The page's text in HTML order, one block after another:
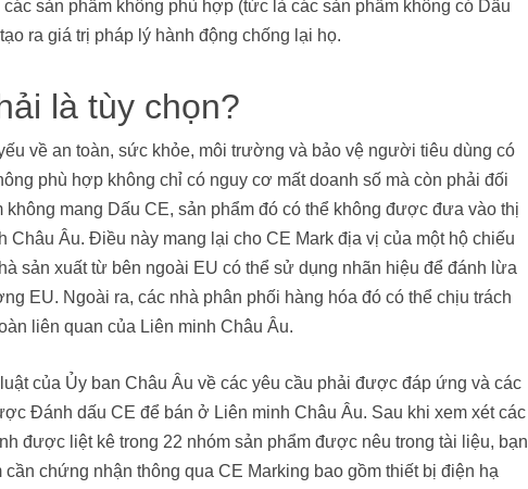
sản phẩm không phù hợp (tức là các sản phẩm không có Dấu
ra giá trị pháp lý hành động chống lại họ.
là tùy chọn?
về an toàn, sức khỏe, môi trường và bảo vệ người tiêu dùng có
phù hợp không chỉ có nguy cơ mất doanh số mà còn phải đối
mang Dấu CE, sản phẩm đó có thể không được đưa vào thị
Âu. Điều này mang lại cho CE Mark địa vị của một hộ chiếu
sản xuất từ ​​bên ngoài EU có thể sử dụng nhãn hiệu để đánh lừa
EU. Ngoài ra, các nhà phân phối hàng hóa đó có thể chịu trách
liên quan của Liên minh Châu Âu.
của Ủy ban Châu Âu về các yêu cầu phải được đáp ứng và các
Đánh dấu CE để bán ở Liên minh Châu Âu. Sau khi xem xét các
được liệt kê trong 22 nhóm sản phẩm được nêu trong tài liệu, bạn
chứng nhận thông qua CE Marking bao gồm thiết bị điện hạ